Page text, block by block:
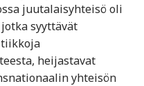
juutalaisyhteisö oli
syyttävät
heijastavat
yhteisön